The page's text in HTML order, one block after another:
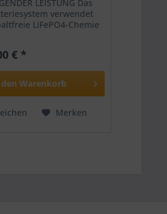
LEISTUNG Das
verwendet
LiFePO4-Chemie
Sicherung
um seine erhöhte
€ *
Warenkorb
Merken